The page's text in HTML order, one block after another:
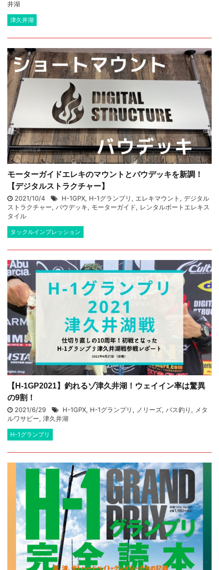
井湖
津久井湖
モーターガイドエレキのマウントとバウデッキを新調！
【デジタルストラクチャー】
2021/10/4 H-1GPX, H-1グランプリ , エレキマウント , デジタル
ストラクチャー, バウデッキ, モーターガイド, レンタルボートエレキス
タイル
タックルインプレッション
【H-1GP2021】釣れるゾ津久井湖！ウェイイン率は驚異
の9割！
2021/6/29 H-1GPX, H-1グランプリ , ノリーズ, バス釣り , メタ
ルワサビー, 津久井湖
H-1グランプリ